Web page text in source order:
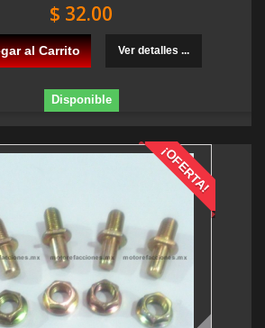
$ 32.00
al Carrito Ver detalles ...
Disponible
¡OFERTA!